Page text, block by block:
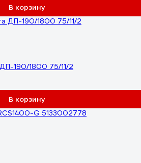
В корзину
190/1800 75/11/2
В корзину